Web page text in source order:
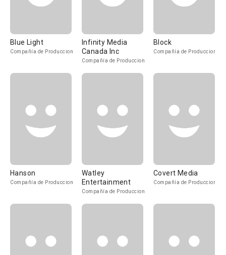
Blue Light
Compañía de Produccion
Infinity Media
Canada Inc
Compañía de Produccion
Block
Compañía de Produccion
Hanson
Compañía de Produccion
Watley
Entertainment
Compañía de Produccion
Covert Media
Compañía de Produccion